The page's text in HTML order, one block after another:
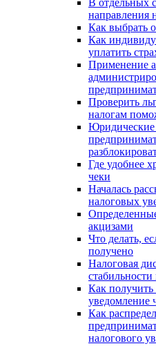
направления
Как выбрать
Как
уплатить
Применение
Проверить
налогам
Юридические
Где удобнее
чеки
Началась
налоговых
акцизами
Что делать,
получено
Налоговая
Как получить
уведомление
Как
налогового